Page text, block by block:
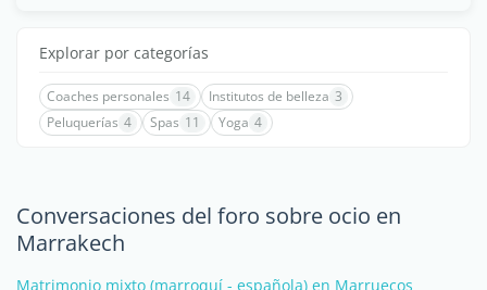
Explorar por categorías
Coaches personales 14 Institutos de belleza 3
Peluquerías 4 Spas 11 Yoga 4
Conversaciones del foro sobre ocio en
Marrakech
Matrimonio mixto (marroquí - española) en Marruecos